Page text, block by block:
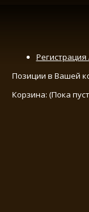
Регистрация
Позиции в Вашей
Корзина: (Пока